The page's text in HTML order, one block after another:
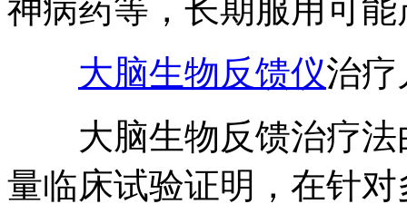
神病药等，长期服用可
大脑生物反馈仪治疗
大脑生物反馈治疗法
量临床试验证明，在针